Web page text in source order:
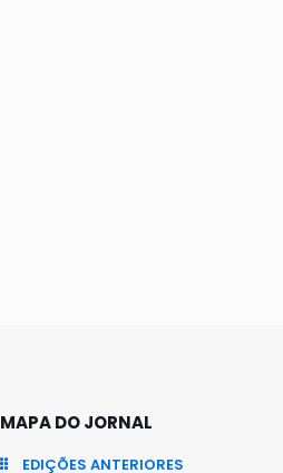
MAPA DO JORNAL
EDIÇÕES ANTERIORES